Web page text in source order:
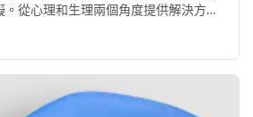
。從心理和生理兩個角度提供解決方